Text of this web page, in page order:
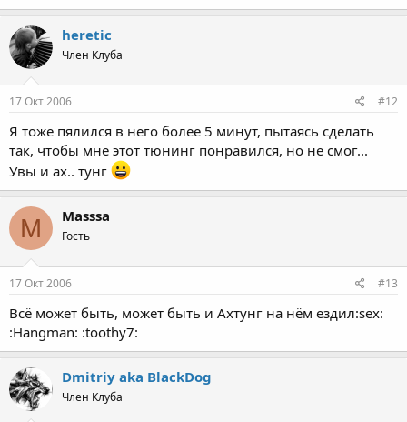
heretic
Член Клуба
17 Окт 2006 #12
Я тоже пялился в него более 5 минут, пытаясь сделать
так, чтобы мне этот тюнинг понравился, но не смог...
Увы и ах.. тунг
M Masssa
Гость
17 Окт 2006 #13
Всё может быть, может быть и Ахтунг на нём ездил:sex:
:Hangman: :toothy7:
Dmitriy aka BlackDog
Член Клуба